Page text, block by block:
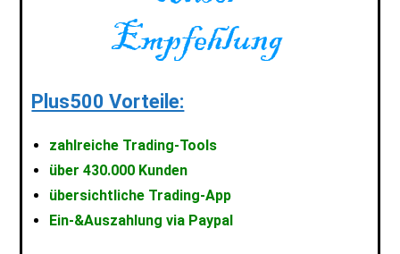
Plus500 Vorteile:
zahlreiche Trading-Tools
über 430.000 Kunden
übersichtliche Trading-App
Ein-&Auszahlung via Paypal